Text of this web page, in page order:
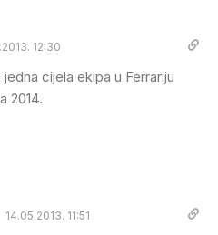
12:30
cijela ekipa u Ferrariju
2014.
14.05.2013. 11:51